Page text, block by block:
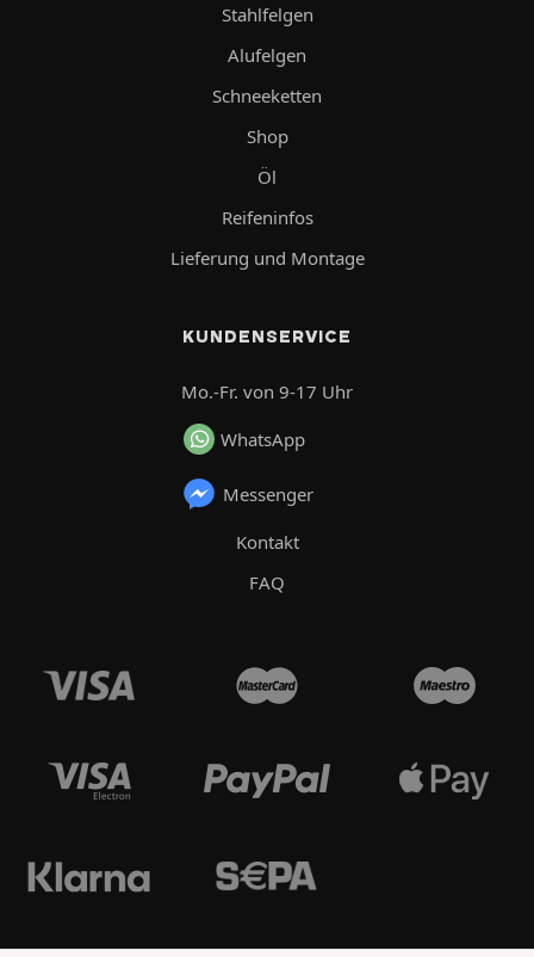
Stahlfelgen
Alufelgen
Schneeketten
Shop
Öl
Reifeninfos
Lieferung und Montage
KUNDENSERVICE
Mo.-Fr. von 9-17 Uhr
WhatsApp
Messenger
Kontakt
FAQ